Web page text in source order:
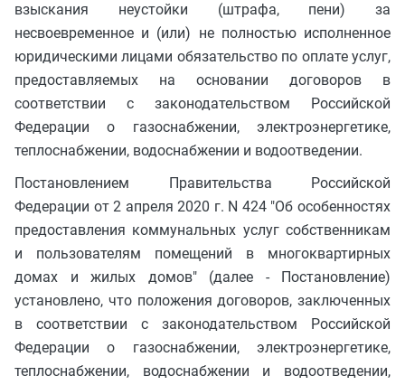
взыскания неустойки (штрафа, пени) за
несвоевременное и (или) не полностью исполненное
юридическими лицами обязательство по оплате услуг,
предоставляемых на основании договоров в
соответствии с законодательством Российской
Федерации о газоснабжении, электроэнергетике,
теплоснабжении, водоснабжении и водоотведении.
Постановлением Правительства Российской
Федерации от 2 апреля 2020 г. N 424 "Об особенностях
предоставления коммунальных услуг собственникам
и пользователям помещений в многоквартирных
домах и жилых домов" (далее - Постановление)
установлено, что положения договоров, заключенных
в соответствии с законодательством Российской
Федерации о газоснабжении, электроэнергетике,
теплоснабжении, водоснабжении и водоотведении,